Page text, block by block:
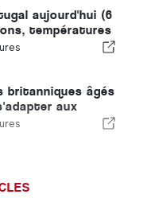
aujourd'hui (6
températures
britanniques âgés
aux